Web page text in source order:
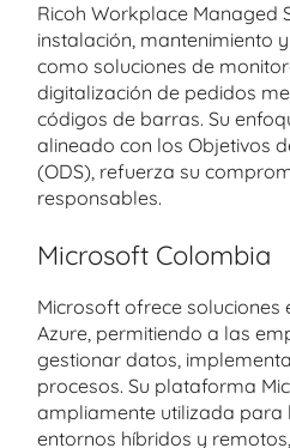
Ricoh Workplace Managed
instalación, mantenimiento
como soluciones de
digitalización de pedidos
códigos de barras. Su
alineado con los Objetivos
(ODS), refuerza su
responsables.
Microsoft Colombia
Microsoft ofrece soluciones
Azure, permitiendo a las
gestionar datos,
procesos. Su plataforma
ampliamente utilizada para
entornos híbridos y